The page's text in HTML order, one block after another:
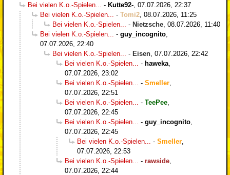
Bei vielen K.o.-Spielen...
- Kutte92- 07.07.2026, 22:37
Bei vielen K.o.-Spielen...
- Tomi2 08.07.2026, 11:25
Bei vielen K.o.-Spielen...
- Nietzsche 08.07.2026, 11:40
Bei vielen K.o.-Spielen...
- guy_incognito
07.07.2026, 22:40
Bei vielen K.o.-Spielen...
- Eisen 07.07.2026, 22:42
Bei vielen K.o.-Spielen...
- haweka
07.07.2026, 23:02
Bei vielen K.o.-Spielen...
- Smeller
07.07.2026, 22:51
Bei vielen K.o.-Spielen...
- TeePee
07.07.2026, 22:45
Bei vielen K.o.-Spielen...
- guy_incognito
07.07.2026, 22:45
Bei vielen K.o.-Spielen...
- Smeller
07.07.2026, 22:53
Bei vielen K.o.-Spielen...
- rawside
07.07.2026, 22:44